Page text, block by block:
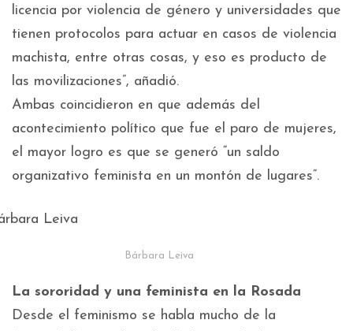
licencia por violencia de género y universidades que
tienen protocolos para actuar en casos de violencia
machista, entre otras cosas, y eso es producto de
las movilizaciones”, añadió.
Ambas coincidieron en que además del
acontecimiento político que fue el paro de mujeres,
el mayor logro es que se generó “un saldo
organizativo feminista en un montón de lugares”.
Bárbara Leiva
La sororidad y una feminista en la Rosada
Desde el feminismo se habla mucho de la